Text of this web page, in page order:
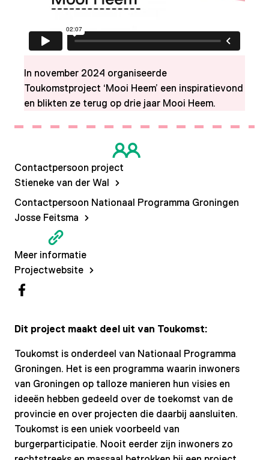
In november 2024 organiseerde
Toukomstproject ‘Mooi Heem’ een inspiratievond
en blikten ze terug op drie jaar Mooi Heem.
Contactpersoon project
Stieneke van der Wal
Contactpersoon Nationaal Programma Groningen
Josse Feitsma
Meer informatie
Projectwebsite
Facebook
Dit project maakt deel uit van Toukomst:
Toukomst is onderdeel van Nationaal Programma
Groningen. Het is een programma waarin inwoners
van Groningen op talloze manieren hun visies en
ideeën hebben gedeeld over de toekomst van de
provincie en over projecten die daarbij aansluiten.
Toukomst is een uniek voorbeeld van
burgerparticipatie. Nooit eerder zijn inwoners zo